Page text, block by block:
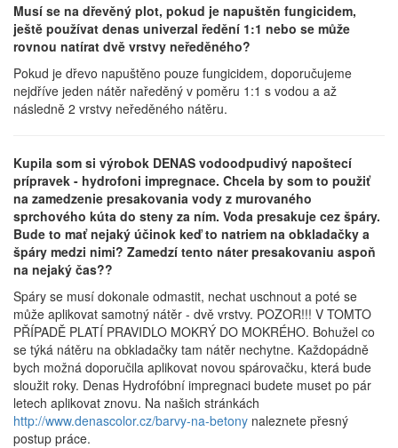
Musí se na dřevěný plot, pokud je napuštěn fungicidem,
ještě používat denas univerzal ředění 1:1 nebo se může
rovnou natírat dvě vrstvy neředěného?
Pokud je dřevo napuštěno pouze fungicidem, doporučujeme
nejdříve jeden nátěr naředěný v poměru 1:1 s vodou a až
následně 2 vrstvy neředěného nátěru.
Kupila som si výrobok DENAS vodoodpudivý napoštecí
prípravek - hydrofoni impregnace. Chcela by som to použiť
na zamedzenie presakovania vody z murovaného
sprchového kúta do steny za ním. Voda presakuje cez špáry.
Bude to mať nejaký účinok keď to natriem na obkladačky a
špáry medzi nimi? Zamedzí tento náter presakovaniu aspoň
na nejaký čas??
Spáry se musí dokonale odmastit, nechat uschnout a poté se
může aplikovat samotný nátěr - dvě vrstvy. POZOR!!! V TOMTO
PŘÍPADĚ PLATÍ PRAVIDLO MOKRÝ DO MOKRÉHO. Bohužel co
se týká nátěru na obkladačky tam nátěr nechytne. Každopádně
bych možná doporučila aplikovat novou spárovačku, která bude
sloužit roky. Denas Hydrofóbní impregnaci budete muset po pár
letech aplikovat znovu. Na našich stránkách
http://www.denascolor.cz/barvy-na-betony naleznete přesný
postup práce.